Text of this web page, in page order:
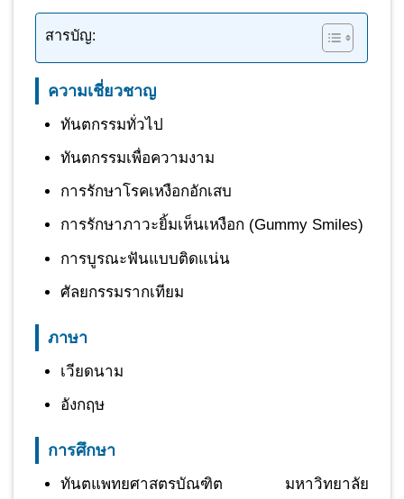
สารบัญ:
ความเชี่ยวชาญ
ทันตกรรมทั่วไป
ทันตกรรมเพื่อความงาม
การรักษาโรคเหงือกอักเสบ
การรักษาภาวะยิ้มเห็นเหงือก (Gummy Smiles)
การบูรณะฟันแบบติดแน่น
ศัลยกรรมรากเทียม
ภาษา
เวียดนาม
อังกฤษ
การศึกษา
ทันตแพทยศาสตรบัณฑิต มหาวิทยาลัย